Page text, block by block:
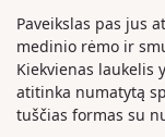
Paveikslas pas jus
medinio rėmo ir
Kiekvienas laukelis
atitinka numatytą
tuščias formas su